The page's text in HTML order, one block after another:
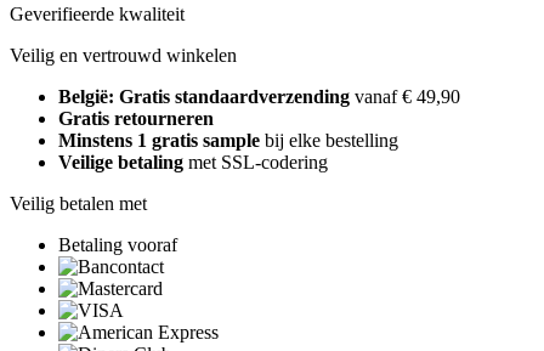
Geverifieerde kwaliteit
Veilig en vertrouwd winkelen
België: Gratis standaardverzending vanaf € 49,90
Gratis retourneren
Minstens 1 gratis sample bij elke bestelling
Veilige betaling met SSL-codering
Veilig betalen met
Betaling vooraf